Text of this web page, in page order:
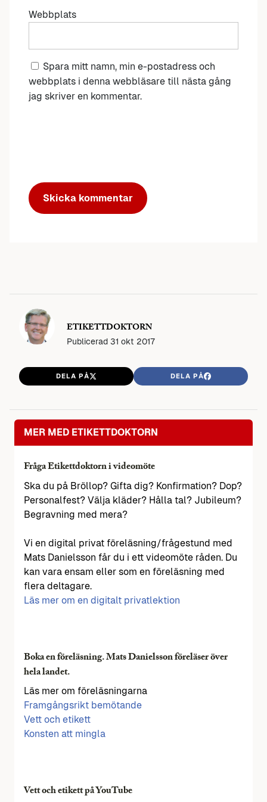
Webbplats
Spara mitt namn, min e-postadress och
webbplats i denna webbläsare till nästa gång
jag skriver en kommentar.
ETIKETTDOKTORN
Publicerad 31 okt 2017
DELA PÅ DELA PÅ
MER MED ETIKETTDOKTORN
Fråga Etikettdoktorn i videomöte
Ska du på Bröllop? Gifta dig? Konfirmation? Dop?
Personalfest? Välja kläder? Hålla tal? Jubileum?
Begravning med mera?
Vi en digital privat föreläsning/frågestund med
Mats Danielsson får du i ett videomöte råden. Du
kan vara ensam eller som en föreläsning med
flera deltagare.
Läs mer om en digitalt privatlektion
Boka en föreläsning. Mats Danielsson föreläser över
hela landet.
Läs mer om föreläsningarna
Framgångsrikt bemötande
Vett och etikett
Konsten att mingla
Vett och etikett på YouTube